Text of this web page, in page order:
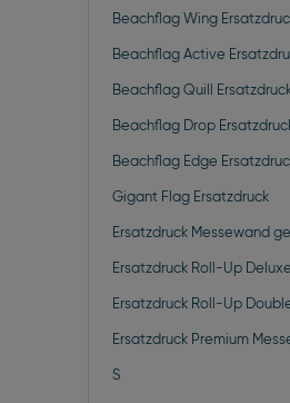
Beachflag Wing
Beachflag Active
Beachflag Quill
Beachflag Drop
Beachflag Edge
Gigant Flag Ersatzdruck
Ersatzdruck Messewand
Ersatzdruck Roll-Up Deluxe
Ersatzdruck Roll-Up
Ersatzdruck Premium
S